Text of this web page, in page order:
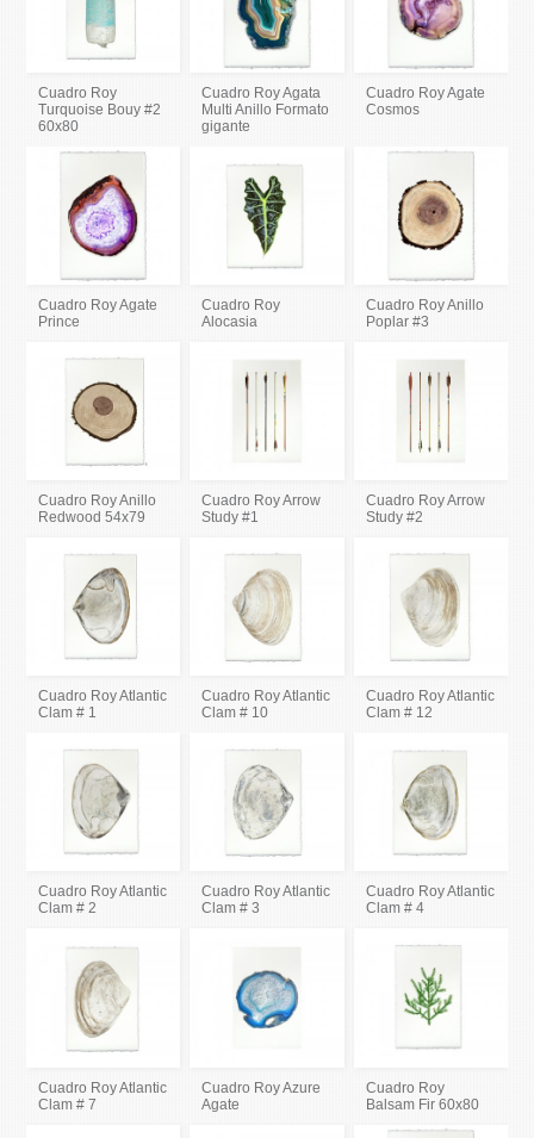
Cuadro Roy
Turquoise Bouy #2
60x80
Cuadro Roy Agata
Multi Anillo Formato
gigante
Cuadro Roy Agate
Cosmos
Cuadro Roy Agate
Prince
Cuadro Roy
Alocasia
Cuadro Roy Anillo
Poplar #3
Cuadro Roy Anillo
Redwood 54x79
Cuadro Roy Arrow
Study #1
Cuadro Roy Arrow
Study #2
Cuadro Roy Atlantic
Clam # 1
Cuadro Roy Atlantic
Clam # 10
Cuadro Roy Atlantic
Clam # 12
Cuadro Roy Atlantic
Clam # 2
Cuadro Roy Atlantic
Clam # 3
Cuadro Roy Atlantic
Clam # 4
Cuadro Roy Atlantic
Clam # 7
Cuadro Roy Azure
Agate
Cuadro Roy
Balsam Fir 60x80